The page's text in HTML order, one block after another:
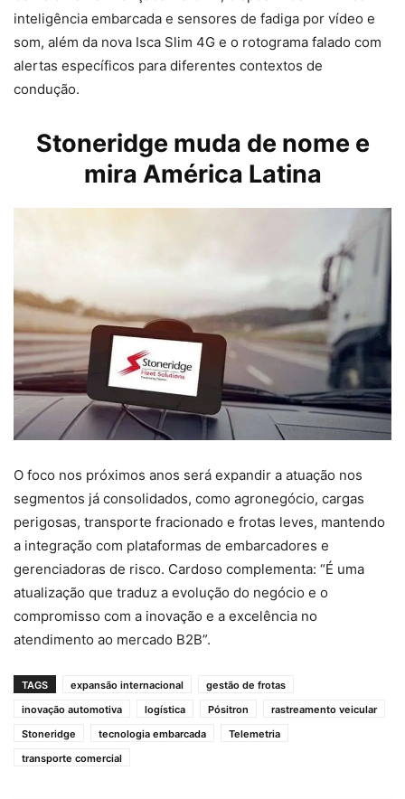
inteligência embarcada e sensores de fadiga por vídeo e
som, além da nova Isca Slim 4G e o rotograma falado com
alertas específicos para diferentes contextos de
condução.
Stoneridge muda de nome e
mira América Latina
O foco nos próximos anos será expandir a atuação nos
segmentos já consolidados, como agronegócio, cargas
perigosas, transporte fracionado e frotas leves, mantendo
a integração com plataformas de embarcadores e
gerenciadoras de risco. Cardoso complementa: “É uma
atualização que traduz a evolução do negócio e o
compromisso com a inovação e a excelência no
atendimento ao mercado B2B”.
TAGS expansão internacional
gestão de frotas
inovação automotiva
logística Pósitron
rastreamento veicular
Stoneridge
tecnologia embarcada
Telemetria
transporte comercial